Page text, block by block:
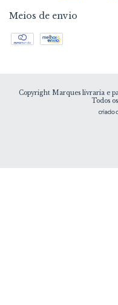
Meios de envio
Copyright Marques livraria e
Todos